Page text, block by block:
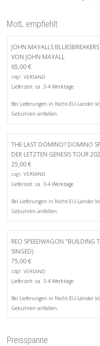
MotL empfiehlt
JOHN MAYALLS
VON JOHN MAYALL
65,00€
zzgl. VERSAND
Lieferzeit: ca. 3-4 Werktage
Bei Lieferungen in Nicht-EU-Länder
Gebühren anfallen.
THE LAST DOMINO? DOMINO
DER LETZTEN GENESIS TOUR
25,00€
zzgl. VERSAND
Lieferzeit: ca. 3-4 Werktage
Bei Lieferungen in Nicht-EU-Länder
Gebühren anfallen.
REO SPEEDWAGON "BUILDING
SINGED)
75,00€
zzgl. VERSAND
Lieferzeit: ca. 3-4 Werktage
Bei Lieferungen in Nicht-EU-Länder
Gebühren anfallen.
Preisspanne